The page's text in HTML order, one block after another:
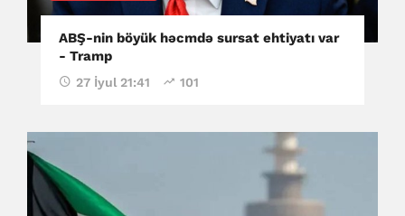
ABŞ-nin böyük həcmdə sursat ehtiyatı var
- Tramp
27 İyul 21:41 101